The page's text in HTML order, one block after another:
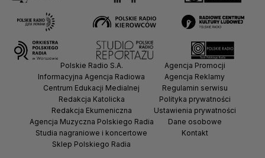
Polskie Radio S.A.
Informacyjna Agencja Radiowa
Centrum Edukacji Medialnej
Redakcja Katolicka
Redakcja Ekumeniczna
Agencja Muzyczna Polskiego Radia
Studia nagraniowe i koncertowe
Sklep Polskiego Radia
Agencja Promocji
Agencja Reklamy
Regulamin serwisu
Polityka prywatności
Ustawienia prywatności
Dane osobowe
Kontakt